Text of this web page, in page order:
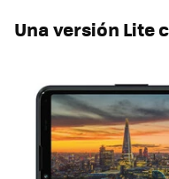
Una versión Lite